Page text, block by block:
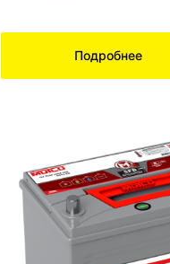
Подробнее